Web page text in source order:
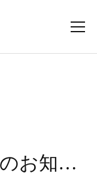
スケジュール変更のお知らせ